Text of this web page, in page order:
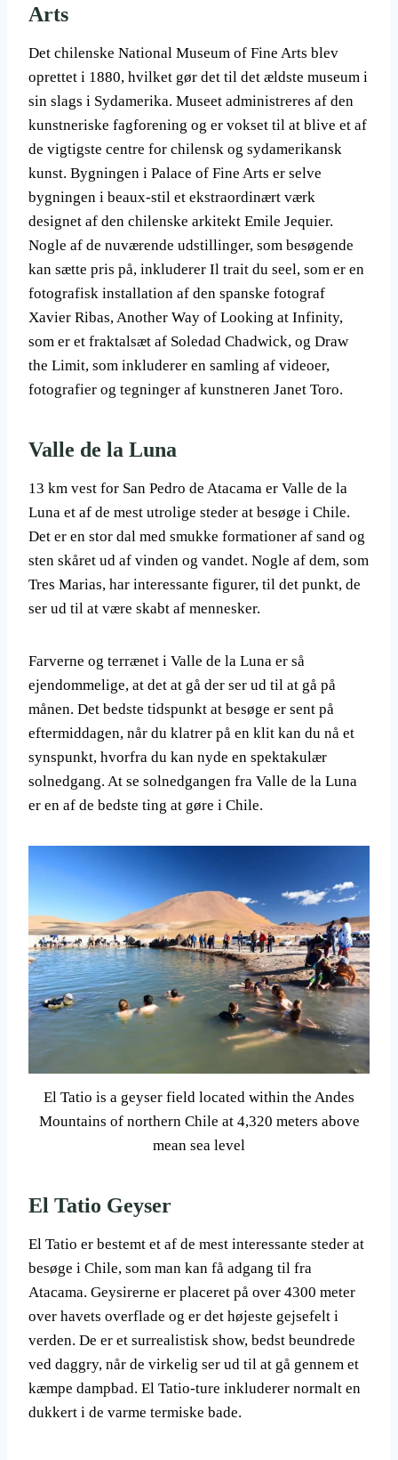
Arts
Det chilenske National Museum of Fine Arts blev
oprettet i 1880, hvilket gør det til det ældste museum i
sin slags i Sydamerika. Museet administreres af den
kunstneriske fagforening og er vokset til at blive et af
de vigtigste centre for chilensk og sydamerikansk
kunst. Bygningen i Palace of Fine Arts er selve
bygningen i beaux-stil et ekstraordinært værk
designet af den chilenske arkitekt Emile Jequier.
Nogle af de nuværende udstillinger, som besøgende
kan sætte pris på, inkluderer Il trait du seel, som er en
fotografisk installation af den spanske fotograf
Xavier Ribas, Another Way of Looking at Infinity,
som er et fraktalsæt af Soledad Chadwick, og Draw
the Limit, som inkluderer en samling af videoer,
fotografier og tegninger af kunstneren Janet Toro.
Valle de la Luna
13 km vest for San Pedro de Atacama er Valle de la
Luna et af de mest utrolige steder at besøge i Chile.
Det er en stor dal med smukke formationer af sand og
sten skåret ud af vinden og vandet. Nogle af dem, som
Tres Marias, har interessante figurer, til det punkt, de
ser ud til at være skabt af mennesker.
Farverne og terrænet i Valle de la Luna er så
ejendommelige, at det at gå der ser ud til at gå på
månen. Det bedste tidspunkt at besøge er sent på
eftermiddagen, når du klatrer på en klit kan du nå et
synspunkt, hvorfra du kan nyde en spektakulær
solnedgang. At se solnedgangen fra Valle de la Luna
er en af ​​de bedste ting at gøre i Chile.
El Tatio is a geyser field located within the Andes
Mountains of northern Chile at 4,320 meters above
mean sea level
El Tatio Geyser
El Tatio er bestemt et af de mest interessante steder at
besøge i Chile, som man kan få adgang til fra
Atacama. Geysirerne er placeret på over 4300 meter
over havets overflade og er det højeste gejsefelt i
verden. De er et surrealistisk show, bedst beundrede
ved daggry, når de virkelig ser ud til at gå gennem et
kæmpe dampbad. El Tatio-ture inkluderer normalt en
dukkert i de varme termiske bade.